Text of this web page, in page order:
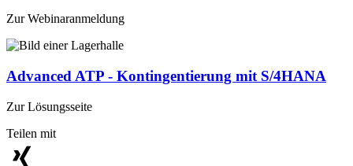
Zur Webinaranmeldung
Advanced ATP - Kontingentierung mit S/4HANA
Zur Lösungsseite
Teilen mit